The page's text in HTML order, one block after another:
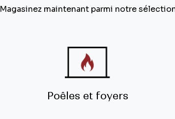
Magasinez maintenant parmi notre
Poêles et foyers